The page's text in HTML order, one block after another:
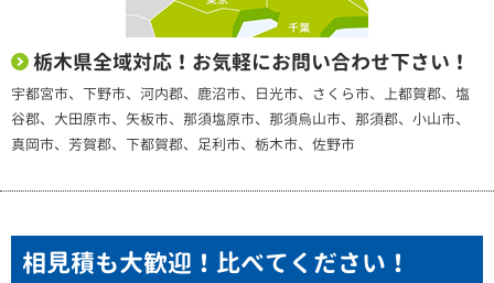
栃木県全域対応！お気軽にお問い合わせ下さい！
宇都宮市、下野市、河内郡、鹿沼市、日光市、さくら市、上都賀郡、塩
谷郡、大田原市、矢板市、那須塩原市、那須烏山市、那須郡、小山市、
真岡市、芳賀郡、下都賀郡、足利市、栃木市、佐野市
相見積も大歓迎！比べてください！